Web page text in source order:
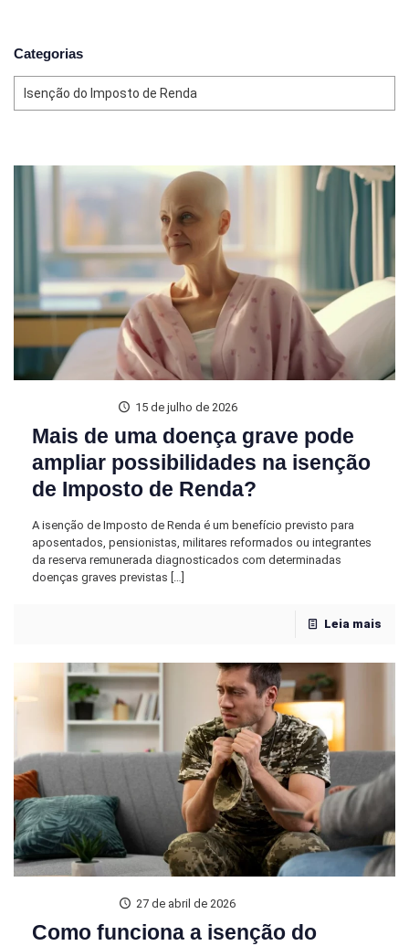
Categorias
15 de julho de 2026
Mais de uma doença grave pode
ampliar possibilidades na isenção
de Imposto de Renda?
A isenção de Imposto de Renda é um benefício previsto para
aposentados, pensionistas, militares reformados ou integrantes
da reserva remunerada diagnosticados com determinadas
doenças graves previstas […]
Leia mais
27 de abril de 2026
Como funciona a isenção do